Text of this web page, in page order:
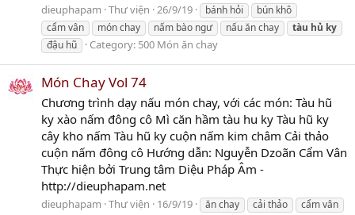
dieuphapam Thư viện 26/9/19 bánh hỏi
bún khô
cẩm vân
món chay nấm bào ngư nấu ăn chay tàu hủ ky
đậu hũ
Category: 500 Món ăn chay
Món Chay Vol 74
Chương trình dạy nấu món chay, với các món: Tàu hũ
ky xào nấm đông cô Mì căn hầm tàu hu ky Tàu hũ ky
cây kho nấm Tàu hũ ky cuộn nấm kim châm Cải thảo
cuộn nấm đông cô Hướng dẫn: Nguyễn Dzoãn Cẩm Vân
Thực hiện bởi Trung tâm Diệu Pháp Âm -
http://dieuphapam.net
dieuphapam Thư viện 16/9/19 ăn chay cải thảo
cẩm vân